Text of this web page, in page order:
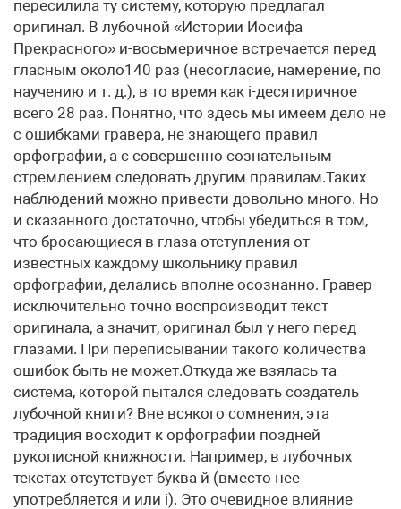
пересилила ту систему, которую предлагал
оригинал. В лубочной «Истории Иосифа
Прекрасного» и-восьмеричное встречается перед
гласным около140 раз (несогласие, намерение, по
научению и т. д.), в то время как i-десятиричное
всего 28 раз. Понятно, что здесь мы имеем дело не
с ошибками гравера, не знающего правил
орфографии, а с совершенно сознательным
стремлением следовать другим правилам.Таких
наблюдений можно привести довольно много. Но
и сказанного достаточно, чтобы убедиться в том,
что бросающиеся в глаза отступления от
известных каждому школьнику правил
орфографии, делались вполне осознанно. Гравер
исключительно точно воспроизводит текст
оригинала, а значит, оригинал был у него перед
глазами. При переписывании такого количества
ошибок быть не может.Откуда же взялась та
система, которой пытался следовать создатель
лубочной книги? Вне всякого сомнения, эта
традиция восходит к орфографии поздней
рукописной книжности. Например, в лубочных
текстах отсутствует буква й (вместо нее
употребляется и или i). Это очевидное влияние